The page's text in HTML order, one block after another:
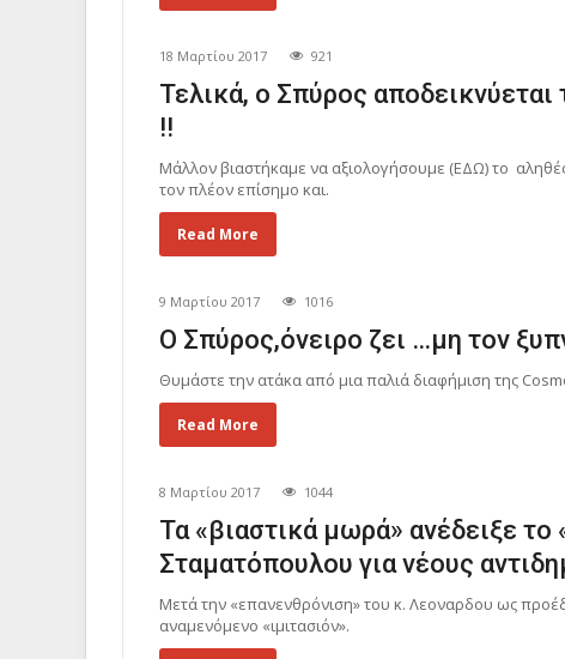
18 Μαρτίου 2017 921
Τελικά, ο Σπύρος
!!
Μάλλον βιαστήκαμε να αξιολογήσουμε (ΕΔΩ) το
τον πλέον επίσημο και.
Read More
9 Μαρτίου 2017 1016
Ο Σπύρος,όνειρο ζει …μη τον
Θυμάστε την ατάκα από μια παλιά διαφήμιση της
Read More
8 Μαρτίου 2017 1044
Τα «βιαστικά μωρά» ανέδειξε το
Σταματόπουλου για νέους
Μετά την «επανενθρόνιση» του κ. Λεοναρδου ως
αναμενόμενο «ιμιτασιόν».